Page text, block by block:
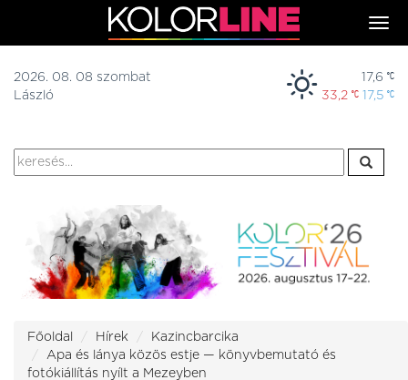
2026. 08. 08 szombat
László
17,6
33,2
17,5
Főoldal Hírek
Kazincbarcika
Apa és lánya közös estje — könyvbemutató és
fotókiállítás nyílt a Mezeyben